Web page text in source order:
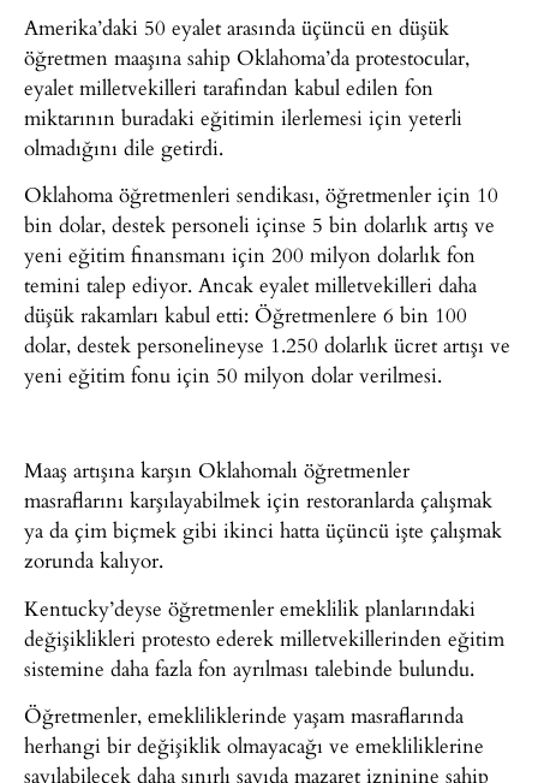
Amerika’daki 50 eyalet arasında üçüncü en düşük
öğretmen maaşına sahip Oklahoma’da protestocular,
eyalet milletvekilleri tarafından kabul edilen fon
miktarının buradaki eğitimin ilerlemesi için yeterli
olmadığını dile getirdi.
Oklahoma öğretmenleri sendikası, öğretmenler için 10
bin dolar, destek personeli içinse 5 bin dolarlık artış ve
yeni eğitim finansmanı için 200 milyon dolarlık fon
temini talep ediyor. Ancak eyalet milletvekilleri daha
düşük rakamları kabul etti: Öğretmenlere 6 bin 100
dolar, destek personelineyse 1.250 dolarlık ücret artışı ve
yeni eğitim fonu için 50 milyon dolar verilmesi.
Maaş artışına karşın Oklahomalı öğretmenler
masraflarını karşılayabilmek için restoranlarda çalışmak
ya da çim biçmek gibi ikinci hatta üçüncü işte çalışmak
zorunda kalıyor.
Kentucky’deyse öğretmenler emeklilik planlarındaki
değişiklikleri protesto ederek milletvekillerinden eğitim
sistemine daha fazla fon ayrılması talebinde bulundu.
Öğretmenler, emekliliklerinde yaşam masraflarında
herhangi bir değişiklik olmayacağı ve emekliliklerine
sayılabilecek daha sınırlı sayıda mazaret izninine sahip